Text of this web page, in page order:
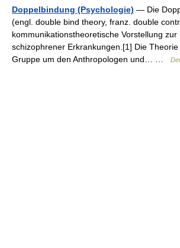
Doppelbindung (Psychologie) — Die
(engl. double bind theory, franz. double
kommunikationstheoretische Vorstellung zur
schizophrener Erkrankungen.[1] Die
Gruppe um den Anthropologen und… …